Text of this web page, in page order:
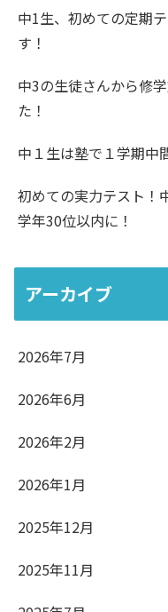
中1生、初めての定期
す！
中3の生徒さんから修
た！
中１生は塾で１学期中
初めての実力テスト！
学年30位以内に！
アーカイブ
2026年7月
2026年6月
2026年2月
2026年1月
2025年12月
2025年11月